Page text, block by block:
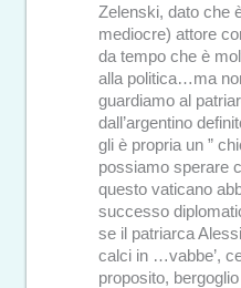
Zelenski, dato che
mediocre) attore
da tempo che è
alla politica…ma
guardiamo al
dall’argentino
gli è propria un ”
possiamo sperare
questo vaticano
successo
se il patriarca
calci in …vabbe’,
proposito,